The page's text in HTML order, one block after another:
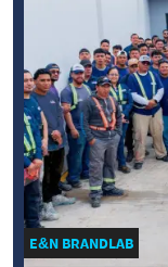
E&N BRANDLAB